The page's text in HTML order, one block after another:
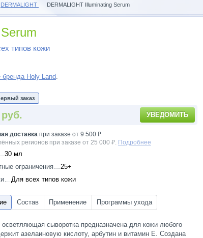
DERMALIGHT DERMALIGHT Illuminating Serum
типов кожи
бренда Holy Land.
заказ
УВЕДОМИТЬ
доставка при заказе от 9 500 ₽
регионов при заказе от 25 000 ₽. Подробнее
30 мл
ограничения
25+
Для всех типов кожи
осветляющая сыворотка предназначена для кожи любого
азелаиновую кислоту, арбутин и витамин Е. Создана